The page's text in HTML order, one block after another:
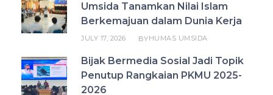
Umsida Tanamkan Nilai Islam
Berkemajuan dalam Dunia Kerja
JULY 17, 2026 BYHUMAS UMSIDA
Bijak Bermedia Sosial Jadi Topik
Penutup Rangkaian PKMU 2025-
2026